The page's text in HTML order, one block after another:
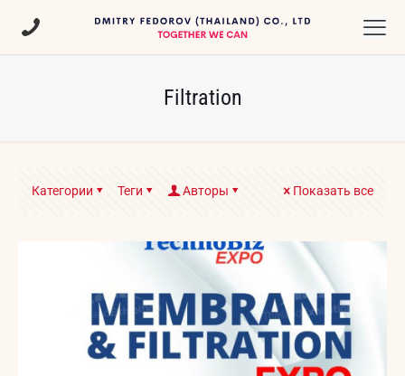
Filtration
Категории Теги Авторы Показать все